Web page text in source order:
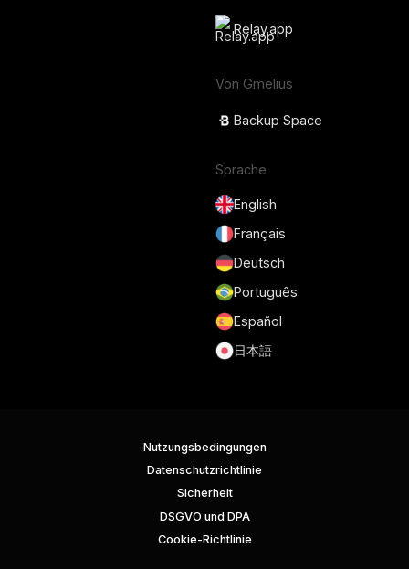
Relay.app
Von Gmelius
Backup Space
Sprache
English
Français
Deutsch
Português
Español
日本語
Nutzungsbedingungen
Datenschutzrichtlinie
Sicherheit
DSGVO und DPA
Cookie-Richtlinie